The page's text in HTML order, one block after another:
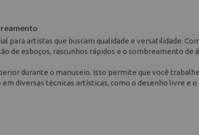
para artistas que buscam qualidade e versatilidade.
de esboços, rascunhos rápidos e o sombreamento de
durante o manuseio. Isso permite que você
diversas técnicas artísticas, como o desenho livre e o